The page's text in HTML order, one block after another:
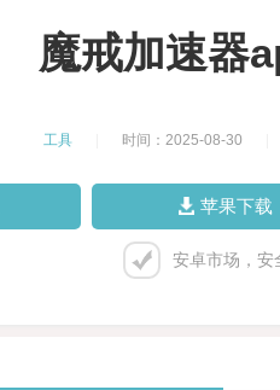
魔戒加速器
工具 时间：2025-08-30
苹果下载
安卓市场，安